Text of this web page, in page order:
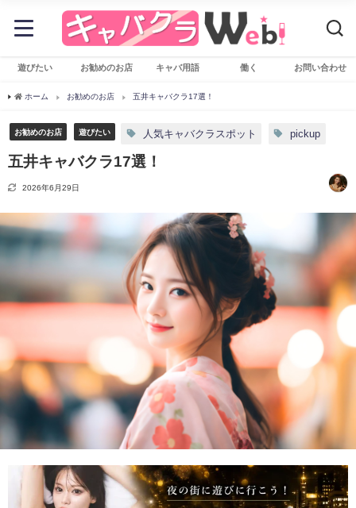
遊びたい お勧めのお店 キャバ用語 働く お問い合わせ
ホーム お勧めのお店 五井キャバクラ17選！
お勧めのお店 遊びたい 人気キャバクラスポット pickup
五井キャバクラ17選！
2026年6月29日